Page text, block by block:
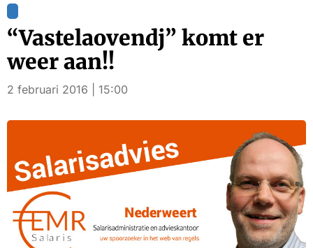
“Vastelaovendj” komt er
weer aan!!
2 februari 2016 | 15:00